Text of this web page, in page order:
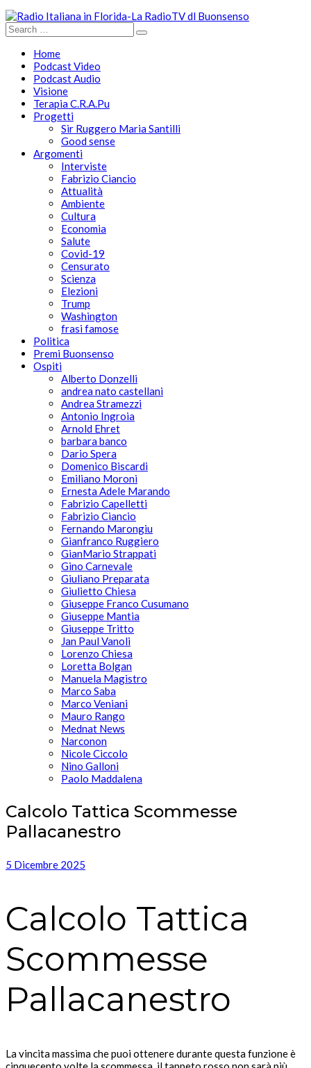
Home
Podcast Video
Podcast Audio
Visione
Terapia C.R.A.Pu
Progetti
Sir Ruggero Maria Santilli
Good sense
Argomenti
Interviste
Fabrizio Ciancio
Attualità
Ambiente
Cultura
Economia
Salute
Covid-19
Censurato
Scienza
Elezioni
Trump
Washington
frasi famose
Politica
Premi Buonsenso
Ospiti
Alberto Donzelli
andrea nato castellani
Andrea Stramezzi
Antonio Ingroia
Arnold Ehret
barbara banco
Dario Spera
Domenico Biscardi
Emiliano Moroni
Ernesta Adele Marando
Fabrizio Capelletti
Fabrizio Ciancio
Fernando Marongiu
Gianfranco Ruggiero
GianMario Strappati
Gino Carnevale
Giuliano Preparata
Giulietto Chiesa
Giuseppe Franco Cusumano
Giuseppe Mantia
Giuseppe Tritto
Jan Paul Vanoli
Lorenzo Chiesa
Loretta Bolgan
Manuela Magistro
Marco Saba
Marco Veniani
Mauro Rango
Mednat News
Narconon
Nicole Ciccolo
Nino Galloni
Paolo Maddalena
Calcolo Tattica Scommesse
Pallacanestro
5 Dicembre 2025
Calcolo Tattica
Scommesse
Pallacanestro
La vincita massima che puoi ottenere durante questa funzione è